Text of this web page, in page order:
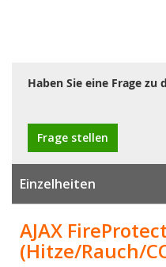
Haben Sie eine Frage zu
Frage stellen
Einzelheiten
AJAX
(Hitze/Rauch/